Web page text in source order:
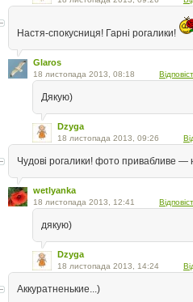
Настя-спокусниця! Гарнi рогалики!
Glaros
18 листопада 2013, 08:18
Дякую)
Dzyga
18 листопада 2013, 09:26
Чудові рогалики! фото привабливе —
wetlyanka
18 листопада 2013, 12:41
дякую)
Dzyga
18 листопада 2013, 14:24
Аккуратненькие...)